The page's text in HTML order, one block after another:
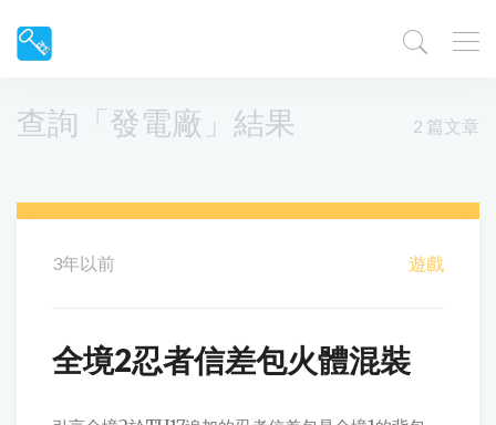
查詢「發電廠」結果 2 篇文章
3年以前 遊戲
全境2忍者信差包火體混裝